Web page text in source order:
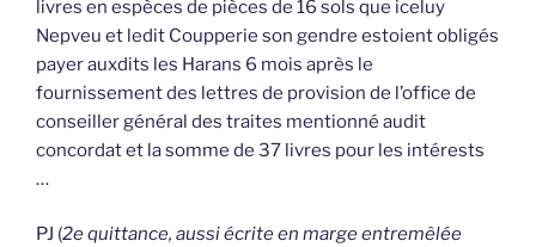
livres en espèces de pièces de 16 sols que iceluy
Nepveu et ledit Coupperie son gendre estoient obligés
payer auxdits les Harans 6 mois après le
fournissement des lettres de provision de l’office de
conseiller général des traites mentionné audit
concordat et la somme de 37 livres pour les intérests
…
PJ (2e quittance, aussi écrite en marge entremêlée